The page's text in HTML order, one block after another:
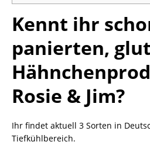
Kennt ihr
panierten,
Rosie & Jim?
Ihr findet aktuell 3 Sorten in
Tiefkühlbereich.